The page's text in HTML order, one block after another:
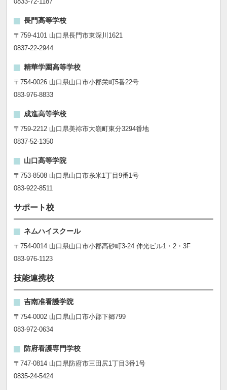
長門高等学校
〒759-4101 山口県長門市東深川1621
0837-22-2944
精華学園高等学校
〒754-0026 山口県山口市小郡栄町5番22号
083-976-8833
成進高等学校
〒759-2212 山口県美祢市大嶺町東分3294番地
0837-52-1350
山口高等学院
〒753-8508 山口県山口市糸米1丁目9番1号
083-922-8511
サポート校
ネムハイスクール
〒754-0014 山口県山口市小郡高砂町3-24 伸光ビル1・2・3F
083-976-1123
技能連携校
吉南准看護学院
〒754-0002 山口県山口市小郡下郷799
083-972-0634
防府看護専門学校
〒747-0814 山口県防府市三田尻1丁目3番1号
0835-24-5424